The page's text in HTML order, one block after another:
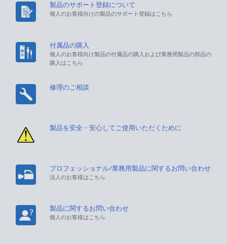
製品のサポート登録について
個人のお客様向けの製品のサポート登録はこちら
付属品の購入
個人のお客様向け製品の付属品の購入および業務用製品の部品の
購入はこちら
修理のご相談
製品を安全・安心してご使用いただくために
プロフェッショナル/業務用製品に関するお問い合わせ
法人のお客様はこちら
製品に関するお問い合わせ
個人のお客様はこちら